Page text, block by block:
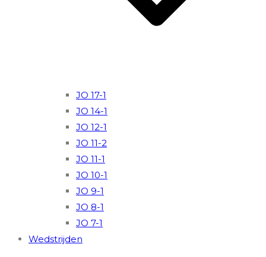
JO 17-1
JO 14-1
JO 12-1
JO 11-2
JO 11-1
JO 10-1
JO 9-1
JO 8-1
JO 7-1
Wedstrijden